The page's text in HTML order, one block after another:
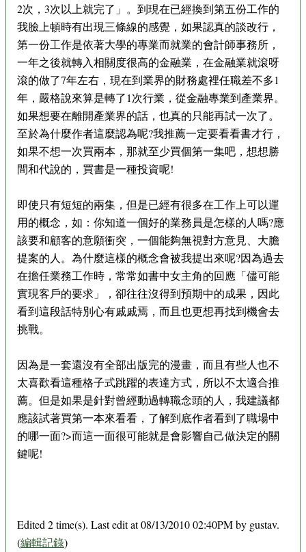
2次，3次以上就完了」。到現在已經換到第五份工作的
我臉上頓時有出現三條線的感覺，如果認真的談改行，
第一份工作是依著大學的專業而就業的會計師事務所，
一年之後就轉入相關度很高的金融業，在金融業就滾呀
滾的做了7年左右，現在到業界的財務處裡任職差不多1
年，嚴格說來算是轉了1次行業，從金融專業到產業界。
如果想要在離開產業界的話，也真的只能再試一次了。
至於為什麼作者這麼認為呢?我推薦一定要看看書才行，
如果不想一次買兩本，那就至少買個第一集吧，想想勝
間和代說的，買書是一種投資呢!
即使只有短短的兩集，但是已經有很多在工作上可以運
用的概念，如：你知道一個好的業務員是怎樣的人嗎?應
該要和顧客的意願衝突，一個能夠無視對方意見、大膽
提案的人。為什麼這樣的概念會被我提出來呢?因為過去
在擔任業務工作時，常常如書中女主角的回應「儘可能
實現客戶的要求」，卻往往沒得到預期中的成果，因此
看到這段話特別心有戚戚焉，而且也更想再找到機會去
挑戰。
因為是一套還沒有全部出版完的漫畫，而且有些人也不
太喜歡看這種格子式跳躍的表達方式，所以不太適合推
薦。但是如果是針對曾經動過轉職念頭的人，我建議都
應該試著買第一本來看看，了解到底作者看到了職場中
的哪一面?>而這一面很可能就是會影響自己做決定的關
鍵呢!
Edited 2 time(s). Last edit at 08/13/2010 02:40PM by gustav.
(編輯記錄)